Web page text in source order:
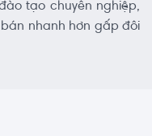
tạo chuyên nghiệp,
nhanh hơn gấp đôi